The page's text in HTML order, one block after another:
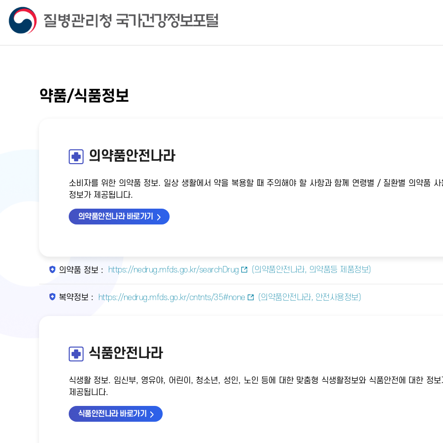
약품/식품정보
의약품안전나라
소비자를 위한 의약품 정보. 일상 생활에서 약을 복용할 때 주의해야 할 사항과 함께 연령별 / 질환별 의약품 사
정보가 제공됩니다.
의약품안전나라 바로가기
의약품 정보 : https://nedrug.mfds.go.kr/searchDrug (의약품안전나라, 의약품등 제품정보)
복약정보 : https://nedrug.mfds.go.kr/cntnts/35#none (의약품안전나라, 안전사용정보)
식품안전나라
식생활 정보. 임신부, 영유야, 어린이, 청소년, 성인, 노인 등에 대한 맞춤형 식생활정보와 식품안전에 대한 정보
제공됩니다.
식품안전나라 바로가기